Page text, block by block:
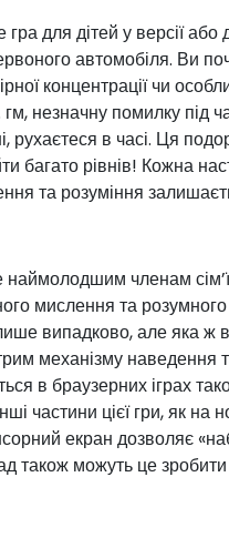
для дітей у версії або
автомобіля. Ви
концентрації чи
гм, незначну помилку під
рухаєтеся в часі. Ця
багато рівнів! Кожна
та розуміння
членам
мислення та
випадково, але яка
механізму наведення
в браузерних іграх
частини цієї гри, як на
екран дозволяє
також можуть це